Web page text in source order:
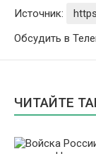
Источник:
Обсудить в
ЧИТАЙТЕ